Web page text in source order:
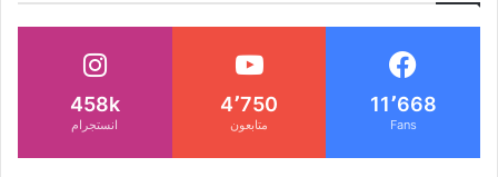
11٬668
Fans
4٬750
متابعون
458k
انستجرام